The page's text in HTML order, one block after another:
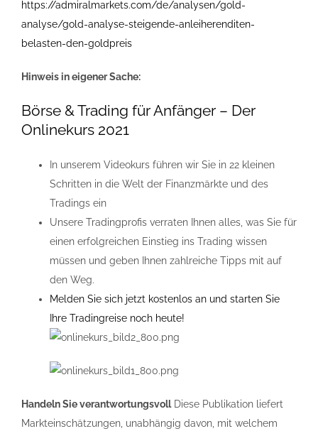
https://admiralmarkets.com/de/analysen/gold-
analyse/gold-analyse-steigende-anleiherenditen-
belasten-den-goldpreis
Hinweis in eigener Sache:
Börse & Trading für Anfänger – Der
Onlinekurs 2021
In unserem Videokurs führen wir Sie in 22 kleinen
Schritten in die Welt der Finanzmärkte und des
Tradings ein
Unsere Tradingprofis verraten Ihnen alles, was Sie für
einen erfolgreichen Einstieg ins Trading wissen
müssen und geben Ihnen zahlreiche Tipps mit auf
den Weg.
Melden Sie sich jetzt kostenlos an und starten Sie
Ihre Tradingreise noch heute!
Handeln Sie verantwortungsvollDiese Publikation liefert
Markteinschätzungen, unabhängig davon, mit welchem